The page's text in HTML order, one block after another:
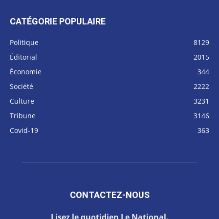
CATÉGORIE POPULAIRE
Politique
8129
Éditorial
2015
Économie
344
Société
2222
Culture
3231
Tribune
3146
Covid-19
363
CONTACTEZ-NOUS